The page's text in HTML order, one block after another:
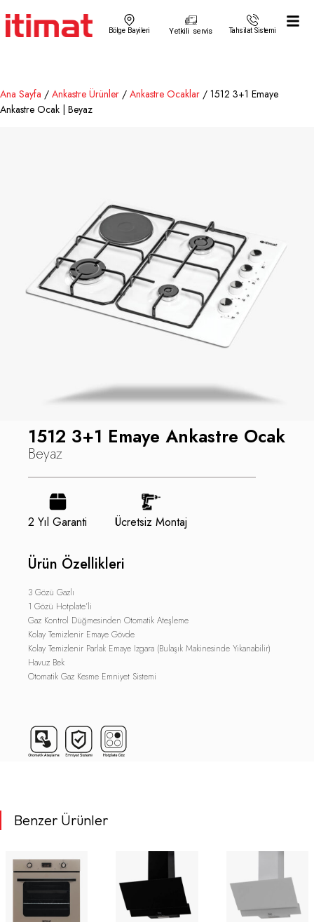
Bölge Bayileri Yetkili servis Tahsilat Sistemi
Ana Sayfa / Ankastre Ürünler / Ankastre Ocaklar / 1512 3+1 Emaye
Ankastre Ocak | Beyaz
1512 3+1 Emaye Ankastre Ocak
Beyaz
2 Yıl Garanti Ücretsiz Montaj
Ürün Özellikleri
3 Gözü Gazlı
1 Gözü Hotplate’li
Gaz Kontrol Düğmesinden Otomatik Ateşleme
Kolay Temizlenir Emaye Gövde
Kolay Temizlenir Parlak Emaye Izgara (Bulaşık Makinesinde Yıkanabilir)
Havuz Bek
Otomatik Gaz Kesme Emniyet Sistemi
Benzer Ürünler